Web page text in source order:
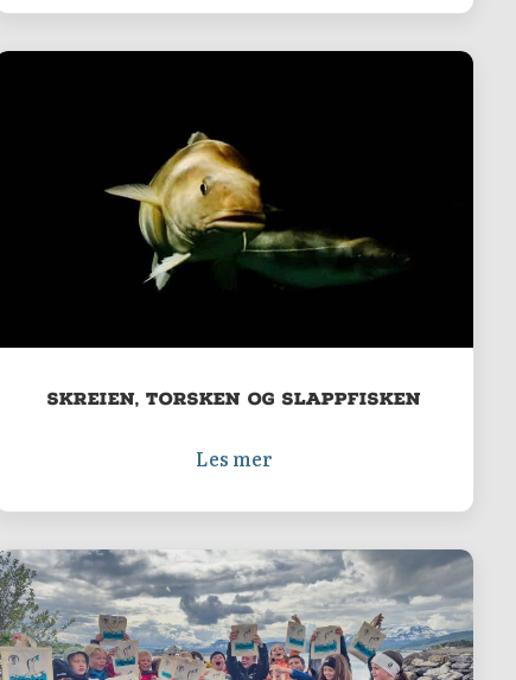
Skreien, torsken og slappfisken
Les mer